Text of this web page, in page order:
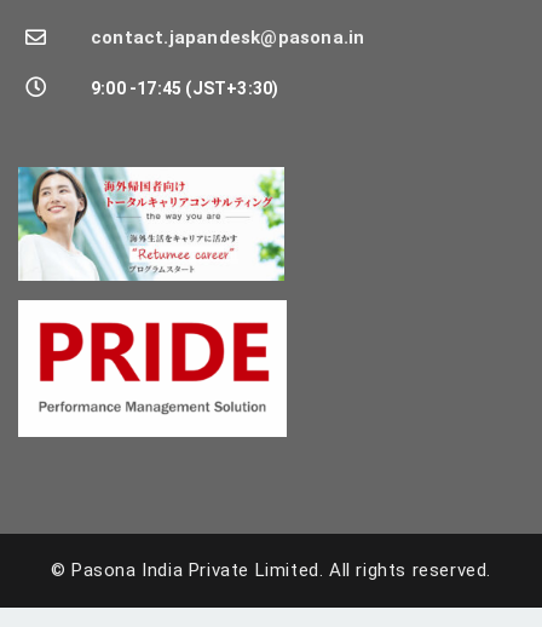
contact.japandesk@pasona.in
9:00 -17:45 (JST+3:30)
© Pasona India Private Limited.All rights reserved.